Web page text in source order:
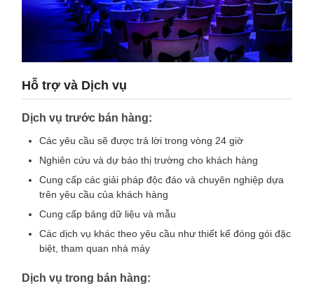
Hỗ trợ và Dịch vụ
Dịch vụ trước bán hàng:
Các yêu cầu sẽ được trả lời trong vòng 24 giờ
Nghiên cứu và dự báo thị trường cho khách hàng
Cung cấp các giải pháp độc đáo và chuyên nghiệp dựa
trên yêu cầu của khách hàng
Cung cấp bảng dữ liệu và mẫu
Các dịch vụ khác theo yêu cầu như thiết kế đóng gói đặc
biệt, tham quan nhà máy
Dịch vụ trong bán hàng: